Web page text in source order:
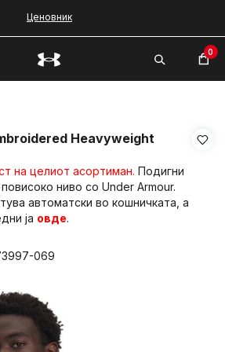
Ценовник
0
Heavyweight
на целиот асортиман. Подигни
ниво со Under Armour.
автоматски во кошничката, а
ја овде.
069